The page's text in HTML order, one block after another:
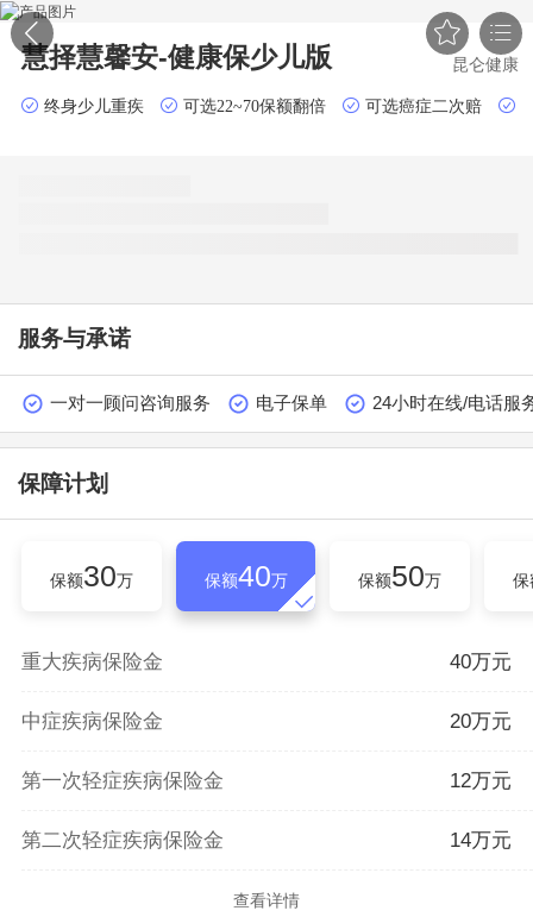
 
慧择慧馨安-健康保少儿版 昆仑健康
终身少儿重疾 可选22~70保额翻倍 可选癌症二次赔
服务与承诺
一对一顾问咨询服务 电子保单 24小时在线/电话服
保障计划
保额30万 保额40万 保额50万 保
重大疾病保险金 40万元
中症疾病保险金 20万元
第一次轻症疾病保险金 12万元
第二次轻症疾病保险金 14万元
查看详情